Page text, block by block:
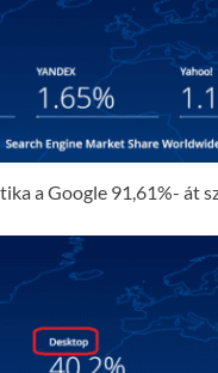
a Google 91,61%- át